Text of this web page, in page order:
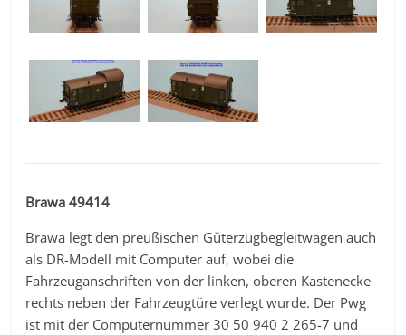
Brawa 49414
Brawa legt den preußischen Güterzugbegleitwagen auch
als DR-Modell mit Computer auf, wobei die
Fahrzeuganschriften von der linken, oberen Kastenecke
rechts neben der Fahrzeugtüre verlegt wurde. Der Pwg
ist mit der Computernummer 30 50 940 2 265-7 und